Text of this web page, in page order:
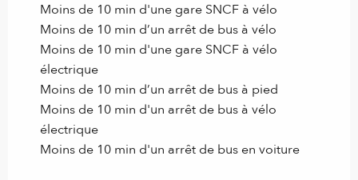
Moins de 10 min d'une gare SNCF à vélo
Moins de 10 min d’un arrêt de bus à vélo
Moins de 10 min d'une gare SNCF à vélo
électrique
Moins de 10 min d’un arrêt de bus à pied
Moins de 10 min d'un arrêt de bus à vélo
électrique
Moins de 10 min d'un arrêt de bus en voiture